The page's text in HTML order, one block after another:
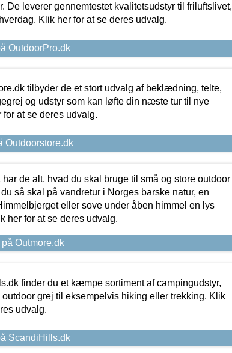
De leverer gennemtestet kvalitetsudstyr til friluftslivet,
Klik her for at se deres udvalg.
OutdoorPro.dk
tilbyder de et stort udvalg af beklædning, telte,
og udstyr som kan løfte din næste tur til nye
for at se deres udvalg.
Outdoorstore.dk
har de alt, hvad du skal bruge til små og store outdoor
så skal på vandretur i Norges barske natur, en
eller sove under åben himmel en lys
her for at se deres udvalg.
Outmore.dk
finder du et kæmpe sortiment af campingudstyr,
outdoor grej til eksempelvis hiking eller trekking. Klik
udvalg.
ScandiHills.dk